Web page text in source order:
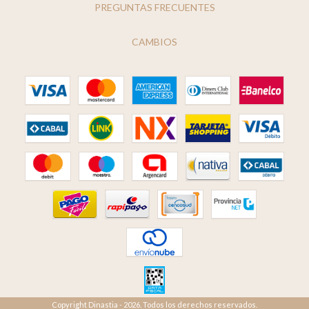
PREGUNTAS FRECUENTES
CAMBIOS
Copyright Dinastia - 2026. Todos los derechos reservados.